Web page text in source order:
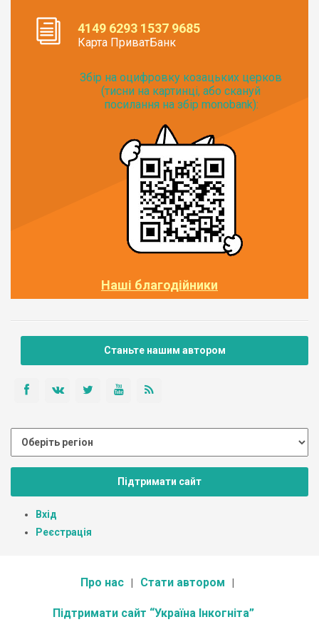
4149 6293 1537 9685
Карта ПриватБанк
Збір на оцифровку козацьких церков
(тисни на картинці, або скануй
посилання на збір monobank):
Наші благодійники
Станьте нашим автором
Підтримати сайт
Вхід
Реєстрація
Про нас Стати автором
Підтримати сайт “Україна Інкогніта”